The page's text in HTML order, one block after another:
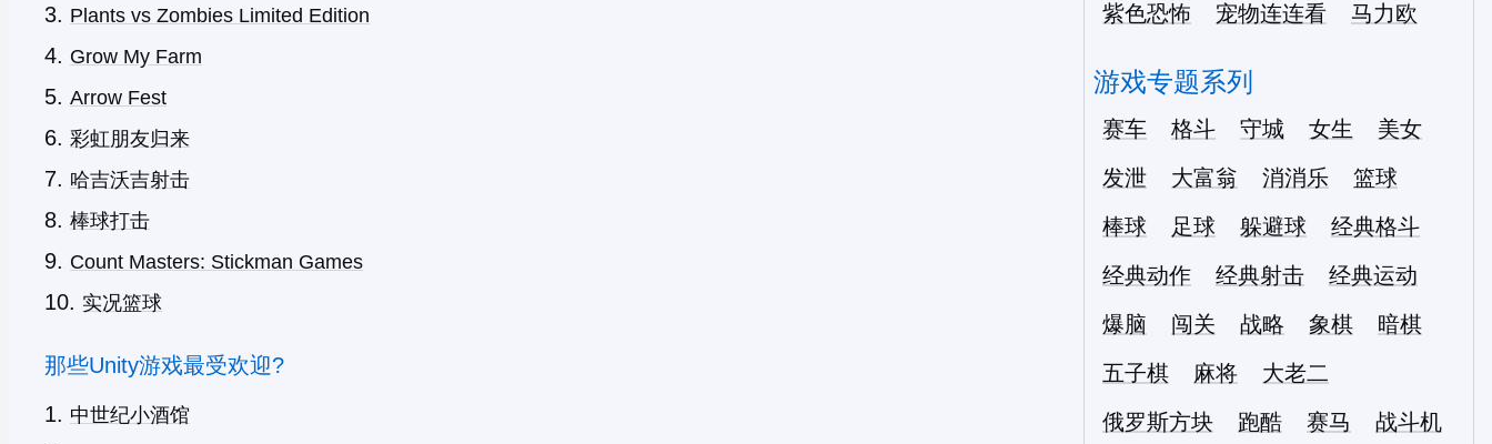
Plants vs Zombies Limited Edition
Grow My Farm
Arrow Fest
彩虹朋友归来
哈吉沃吉射击
棒球打击
Count Masters: Stickman Games
实况篮球
那些Unity游戏最受欢迎?
中世纪小酒馆
紫色恐怖
宠物连连看 马力欧
游戏专题系列
赛车 格斗 守城 女生
美女
发泄
大富翁 消消乐
篮球
棒球
足球 躲避球
经典格斗
经典动作
经典射击
经典运动
爆脑
闯关 战略 象棋
暗棋
五子棋
麻将
大老二
俄罗斯方块
跑酷 赛马
战斗机